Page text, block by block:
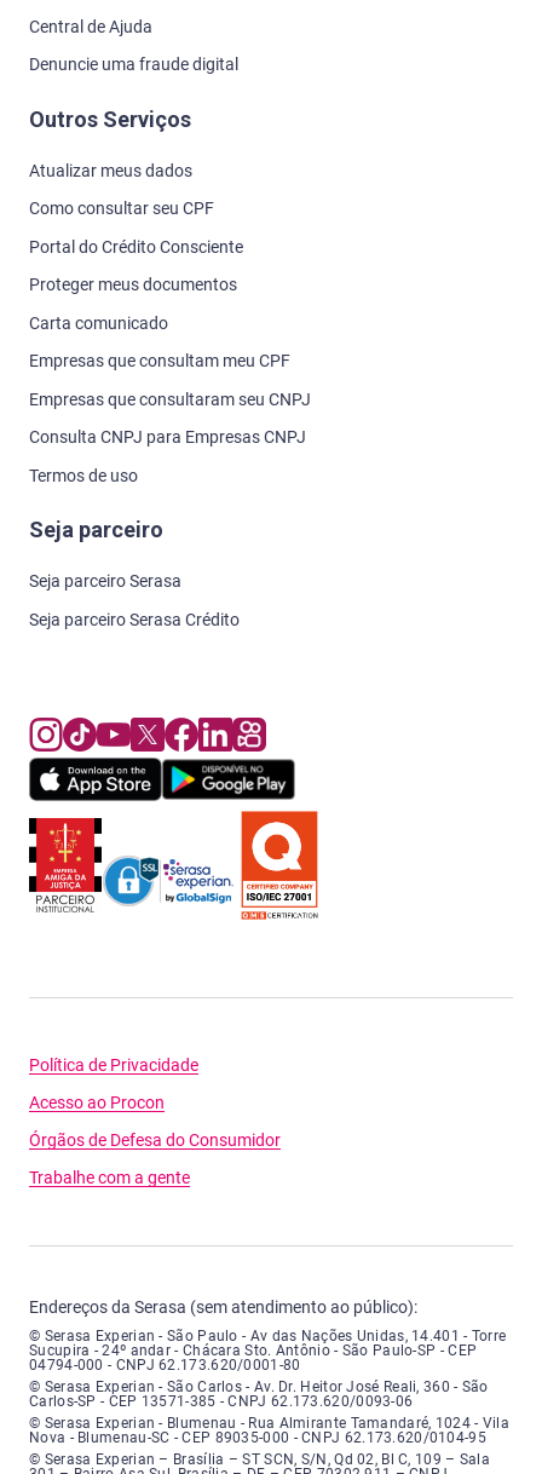
Central de Ajuda
Denuncie uma fraude digital
Outros Serviços
Atualizar meus dados
Como consultar seu CPF
Portal do Crédito Consciente
Proteger meus documentos
Carta comunicado
Empresas que consultam meu CPF
Empresas que consultaram seu CNPJ
Consulta CNPJ para Empresas CNPJ
Termos de uso
Seja parceiro
Seja parceiro Serasa
Seja parceiro Serasa Crédito
Política de Privacidade
Acesso ao Procon
Órgãos de Defesa do Consumidor
Trabalhe com a gente
Endereços da Serasa (sem atendimento ao público):
Serasa Experian - São Paulo - Endereço: Avenida das Nações Unidas,
© Serasa Experian - São Paulo - Av das Nações Unidas, 14.401 - Torre
Sucupira - 24º andar - Chácara Sto. Antônio - São Paulo-SP - CEP
04794-000 - CNPJ 62.173.620/0001-80
Serasa Experian - São Carlos - Endereço: Avenida Doutor Heitor José
© Serasa Experian - São Carlos - Av. Dr. Heitor José Reali, 360 - São
Carlos-SP - CEP 13571-385 - CNPJ 62.173.620/0093-06
Serasa Experian - Blumenau - Endereço: Rua Almirante Tamandaré,
© Serasa Experian - Blumenau - Rua Almirante Tamandaré, 1024 - Vila
Nova - Blumenau-SC - CEP 89035-000 - CNPJ 62.173.620/0104-95
Serasa Experian - Brasília, Endereço: Setor Comercial Norte, sem
© Serasa Experian – Brasília – ST SCN, S/N, Qd 02, Bl C, 109 – Sala